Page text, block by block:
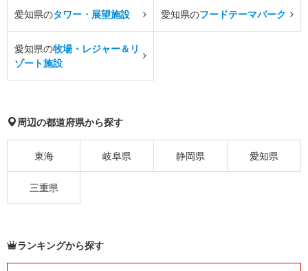
愛知県のタワー・展望施設 愛知県のフードテーマパーク
愛知県の牧場・レジャー＆リ
ゾート施設
周辺の都道府県から探す
東海 岐阜県 静岡県 愛知県
三重県
ランキングから探す